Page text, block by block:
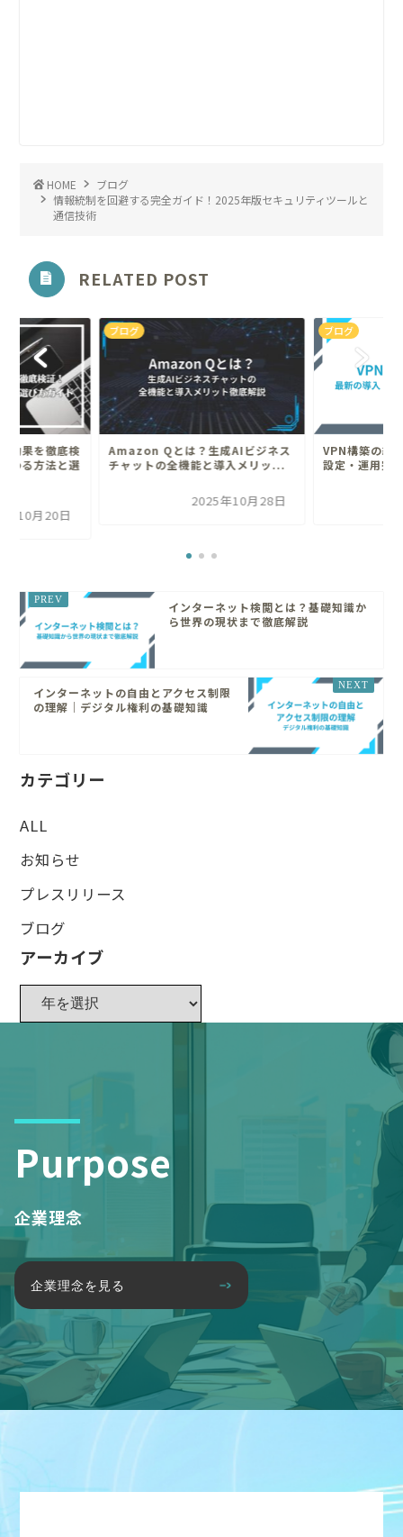
HOME
ブログ
情報統制を回避する完全ガイド！2025年版セキュリティツールと
通信技術
RELATED POST
効果を徹底検
わる方法と選
年10月20日
ブログ
Amazon Qとは？生成AIビジネス
チャットの全機能と導入メリッ...
2025年10月28日
ブログ
VPN構築の総
設定・運用完
インターネット検閲とは？基礎知識か
ら世界の現状まで徹底解説
インターネットの自由とアクセス制限
の理解｜デジタル権利の基礎知識
カテゴリー
ALL
お知らせ
プレスリリース
ブログ
アーカイブ
Purpose
企業理念
企業理念を見る